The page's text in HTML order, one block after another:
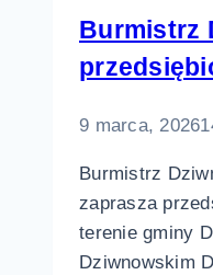
Burmistrz
9 marca, 2026
Burmistrz
zaprasza
terenie gminy
Dziwnowskim